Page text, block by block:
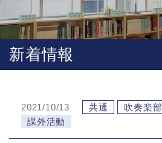
新着情報
2021/10/13 共通 吹奏楽部
課外活動